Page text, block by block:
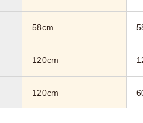
58cm
120cm
120cm